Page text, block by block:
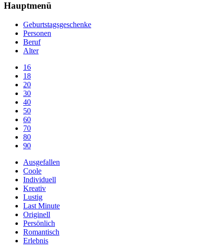
Hauptmenü
Geburtstagsgeschenke
Personen
Beruf
Alter
16
18
20
30
40
50
60
70
80
90
Ausgefallen
Coole
Individuell
Kreativ
Lustig
Last Minute
Originell
Persönlich
Romantisch
Erlebnis